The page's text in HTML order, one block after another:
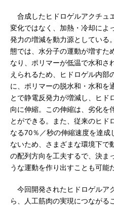
合成したヒドロゲルアクチュ
変化ではなく、加熱・冷却によ
発力の増減を動力源としている
態では、水分子の運動が増すた
なり、ポリマーが低温で水和さ
えられるため、ヒドロゲル内部
に、ポリマーの脱水和・水和を
とで静電反発力が増減し、ヒド
向に伸縮。この伸縮は、劣化を
とができる。また、従来のヒド
なる70％／秒の伸縮速度を達成
ないため、さまざまな環境下で
の配列方向を工夫するで、決ま
うな運動を作り出すことも可能
今回開発されたヒドロゲルア
ら、人工筋肉の実現につながる